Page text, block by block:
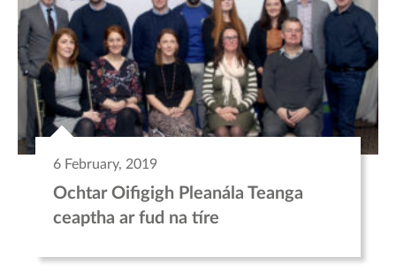
6 February, 2019
Ochtar Oifigigh Pleanála Teanga
ceaptha ar fud na tíre